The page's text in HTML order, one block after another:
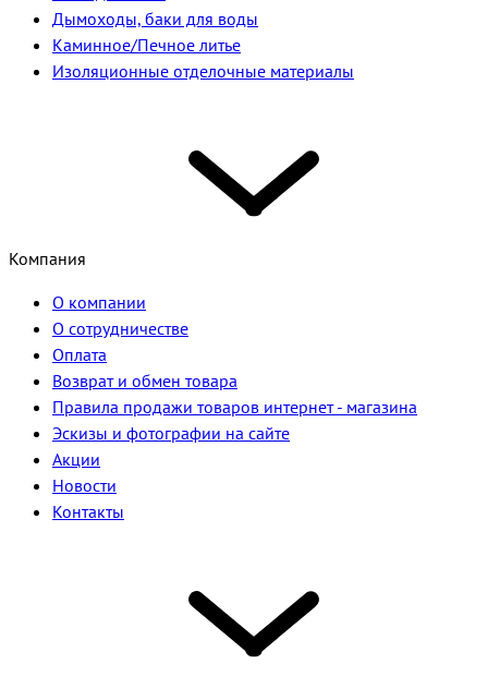
Дымоходы, баки для воды
Каминное/Печное литье
Изоляционные отделочные материалы
Компания
О компании
О сотрудничестве
Оплата
Возврат и обмен товара
Правила продажи товаров интернет - магазина
Эскизы и фотографии на сайте
Акции
Новости
Контакты